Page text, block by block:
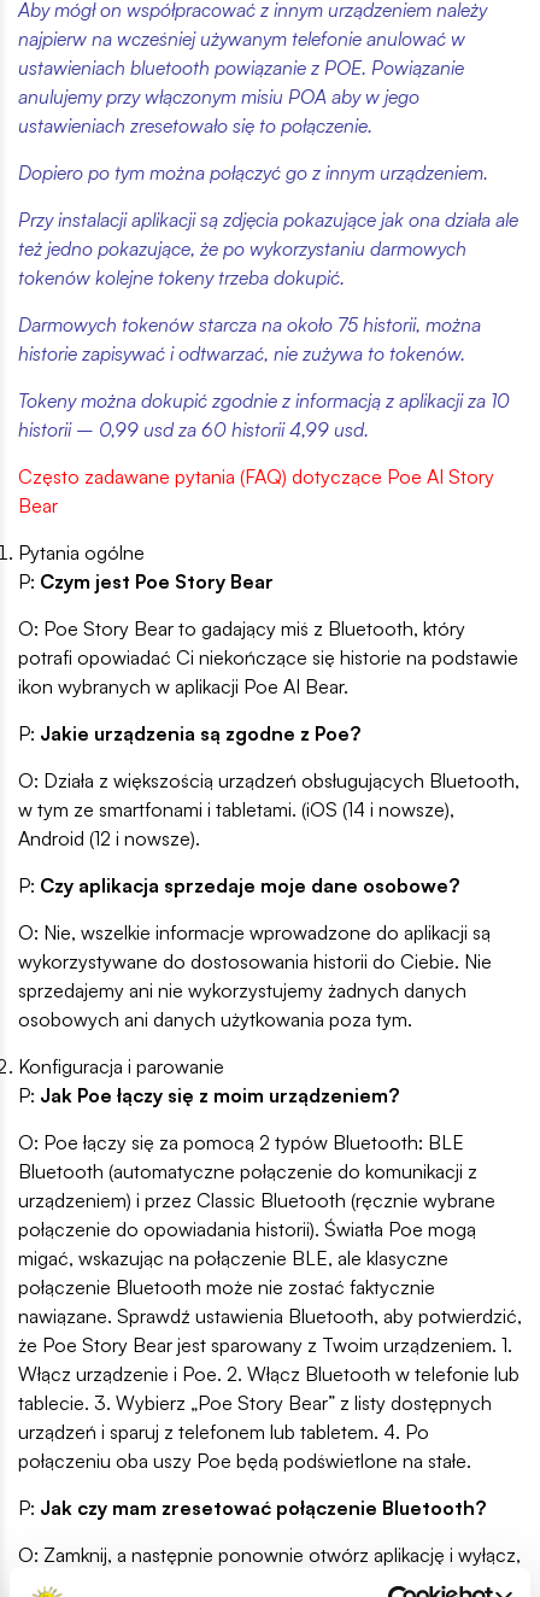
Aby mógł on współpracować z innym urządzeniem należy
najpierw na wcześniej używanym telefonie anulować w
ustawieniach bluetooth powiązanie z POE. Powiązanie
anulujemy przy włączonym misiu POA aby w jego
ustawieniach zresetowało się to połączenie.
Dopiero po tym można połączyć go z innym urządzeniem.
Przy instalacji aplikacji są zdjęcia pokazujące jak ona działa ale
też jedno pokazujące, że po wykorzystaniu darmowych
tokenów kolejne tokeny trzeba dokupić.
Darmowych tokenów starcza na około 75 historii, można
historie zapisywać i odtwarzać, nie zużywa to tokenów.
Tokeny można dokupić zgodnie z informacją z aplikacji za 10
historii – 0,99 usd za 60 historii 4,99 usd.
Często zadawane pytania (FAQ) dotyczące Poe AI Story
Bear
Pytania ogólne
P: Czym jest Poe Story Bear
O: Poe Story Bear to gadający miś z Bluetooth, który
potrafi opowiadać Ci niekończące się historie na podstawie
ikon wybranych w aplikacji Poe AI Bear.
P: Jakie urządzenia są zgodne z Poe?
O: Działa z większością urządzeń obsługujących Bluetooth,
w tym ze smartfonami i tabletami. (iOS (14 i nowsze),
Android (12 i nowsze).
P: Czy aplikacja sprzedaje moje dane osobowe?
O: Nie, wszelkie informacje wprowadzone do aplikacji są
wykorzystywane do dostosowania historii do Ciebie. Nie
sprzedajemy ani nie wykorzystujemy żadnych danych
osobowych ani danych użytkowania poza tym.
Konfiguracja i parowanie
P: Jak Poe łączy się z moim urządzeniem?
O: Poe łączy się za pomocą 2 typów Bluetooth: BLE
Bluetooth (automatyczne połączenie do komunikacji z
urządzeniem) i przez Classic Bluetooth (ręcznie wybrane
połączenie do opowiadania historii). Światła Poe mogą
migać, wskazując na połączenie BLE, ale klasyczne
połączenie Bluetooth może nie zostać faktycznie
nawiązane. Sprawdź ustawienia Bluetooth, aby potwierdzić,
że Poe Story Bear jest sparowany z Twoim urządzeniem. 1.
Włącz urządzenie i Poe. 2. Włącz Bluetooth w telefonie lub
tablecie. 3. Wybierz „Poe Story Bear” z listy dostępnych
urządzeń i sparuj z telefonem lub tabletem. 4. Po
połączeniu oba uszy Poe będą podświetlone na stałe.
P: Jak czy mam zresetować połączenie Bluetooth?
O: Zamknij, a następnie ponownie otwórz aplikację i wyłącz,
a następnie włącz ponownie Poe. Możesz również wybrać